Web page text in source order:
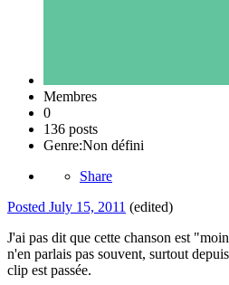
Membres
0
136 posts
Genre:Non défini
Share
Posted July 15, 2011 (edited)
J'ai pas dit que cette chanson est
n'en parlais pas souvent, surtout
clip est passée.